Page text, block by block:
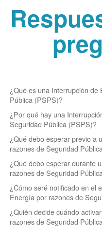
¿Qué es una Interrupción
Pública (PSPS)?
¿Por qué hay una
Seguridad Pública (PSPS)?
¿Qué debo esperar previo a
razones de Seguridad
¿Qué debo esperar durante
razones de Seguridad
¿Cómo seré notificado en el
Energía por razones de
¿Quién decide cuándo
razones de Seguridad